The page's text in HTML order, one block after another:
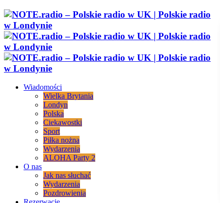
Wiadomości
Wielka Brytania
Londyn
Polska
Ciekawostki
Sport
Piłka nożna
Wydarzenia
ALOHA Party 2
O nas
Jak nas słuchać
Wydarzenia
Pozdrowienia